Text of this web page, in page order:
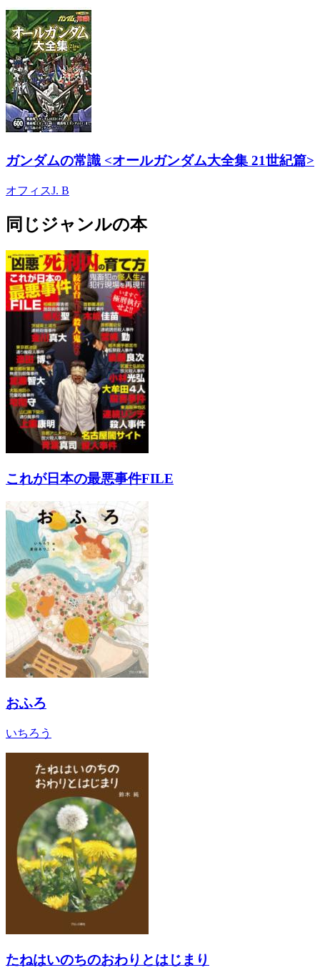
ガンダムの常識 <オールガンダム大全集 21世紀篇>
オフィスJ. B
同じジャンルの本
これが日本の最悪事件FILE
おふろ
いちろう
たねはいのちのおわりとはじまり